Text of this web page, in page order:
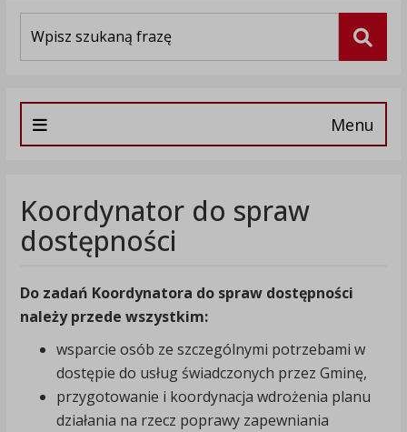
Menu
Koordynator do spraw
dostępności
Do zadań Koordynatora do spraw dostępności
należy przede wszystkim:
wsparcie osób ze szczególnymi potrzebami w
dostępie do usług świadczonych przez Gminę,
przygotowanie i koordynacja wdrożenia planu
działania na rzecz poprawy zapewniania